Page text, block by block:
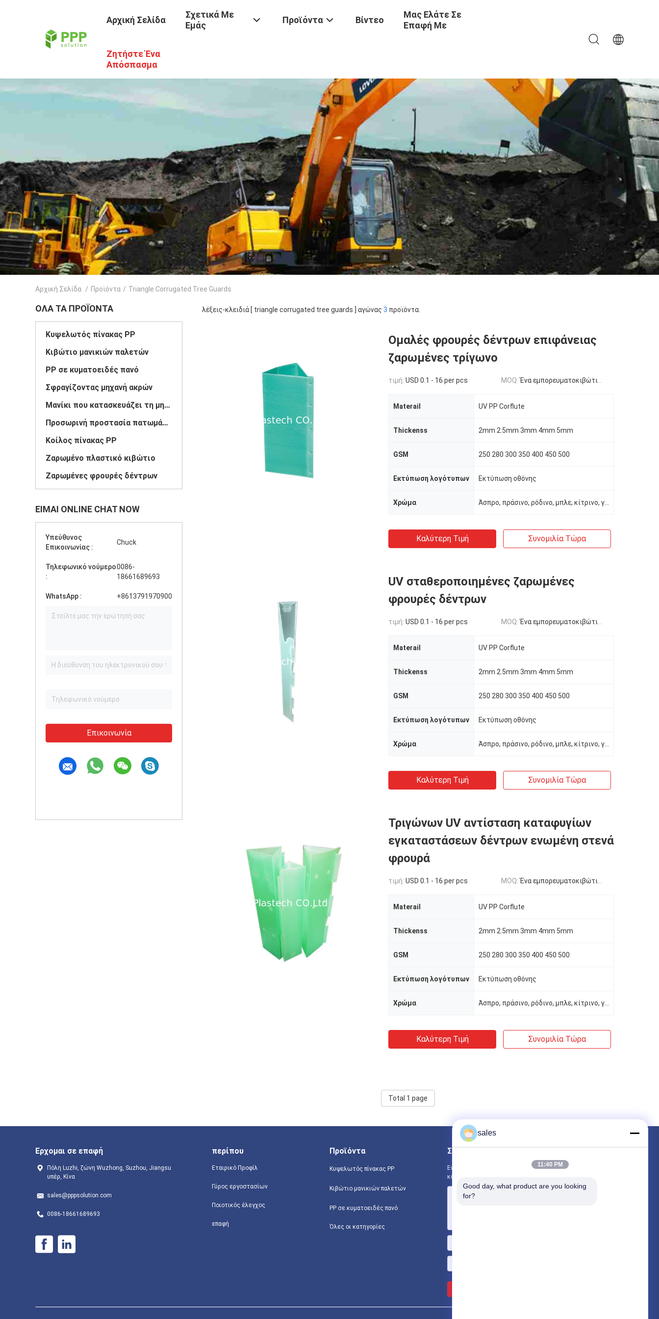
Αρχική Σελίδα
Σχετικά Με
Εμάς
Προϊόντα Βίντεο
Μας Ελάτε Σε
Επαφή Με
Ζητήστε Ένα
Απόσπασμα
Αρχική Σελίδα / Προϊόντα / Triangle Corrugated Tree Guards
ΌΛΑ ΤΑ ΠΡΟΪΌΝΤΑ
Κυψελωτός πίνακας PP
Κιβώτιο μανικιών παλετών
PP σε κυματοειδές πανό
Σφραγίζοντας μηχανή ακρών
Μανίκι που κατασκευάζει τη μηχανή
Προσωρινή προστασία πατωμάτων
Κοίλος πίνακας PP
Ζαρωμένο πλαστικό κιβώτιο
Ζαρωμένες φρουρές δέντρων
ΕΊΜΑΙ ONLINE CHAT NOW
Υπεύθυνος
Επικοινωνίας :
Chuck
Τηλεφωνικό νούμερο
:
0086-
18661689693
WhatsApp : +8613791970900
Επικοινωνία
λέξεις-κλειδιά [ triangle corrugated tree guards ] αγώνας 3 προϊόντα.
Ομαλές φρουρές δέντρων επιφάνειας
ζαρωμένες τρίγωνο
τιμή: USD 0.1 - 16 per pcs MOQ:Ένα εμπορευματοκιβώτιο 20ft
Materail UV PP Corflute
Thickenss 2mm 2.5mm 3mm 4mm 5mm
GSM 250 280 300 350 400 450 500
Εκτύπωση λογότυπων Εκτύπωση οθόνης
Χρώμα
Καλύτερη Τιμή Συνομιλία Τώρα
UV σταθεροποιημένες ζαρωμένες
φρουρές δέντρων
τιμή: USD 0.1 - 16 per pcs MOQ:Ένα εμπορευματοκιβώτιο 20ft
Materail UV PP Corflute
Thickenss 2mm 2.5mm 3mm 4mm 5mm
GSM 250 280 300 350 400 450 500
Εκτύπωση λογότυπων Εκτύπωση οθόνης
Χρώμα
Καλύτερη Τιμή Συνομιλία Τώρα
Τριγώνων UV αντίσταση καταφυγίων
εγκαταστάσεων δέντρων ενωμένη στενά
φρουρά
τιμή: USD 0.1 - 16 per pcs MOQ:Ένα εμπορευματοκιβώτιο 20ft
Materail UV PP Corflute
Thickenss 2mm 2.5mm 3mm 4mm 5mm
GSM 250 280 300 350 400 450 500
Εκτύπωση λογότυπων Εκτύπωση οθόνης
Χρώμα
Καλύτερη Τιμή Συνομιλία Τώρα
Total 1 page
Ερχομαι σε επαφή
Πόλη Luzhi, ζώνη Wuzhong, Suzhou, Jiangsu
υπέρ, Κίνα
sales@pppsolution.com
0086-18661689693
περίπου
Εταιρικό Προφίλ
Γύρος εργοστασίων
Ποιοτικός έλεγχος
επαφή
Προϊόντα
Κυψελωτός πίνακας PP
Κιβώτιο μανικιών παλετών
PP σε κυματοειδές πανό
Όλες οι κατηγορίες
Στείλτε μας μήνυμα
Ενημερώστε μας για τις ανάγκες σας. Θα συνδέσουμε τα
καλύτερα προϊόντα μαζί σας.
sales
11:40 PM
Good day, what product are you looking
for?